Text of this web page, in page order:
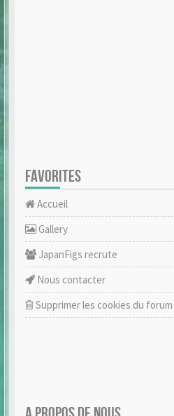
FAVORITES
Accueil
Gallery
JapanFigs recrute
Nous contacter
Supprimer les cookies du forum